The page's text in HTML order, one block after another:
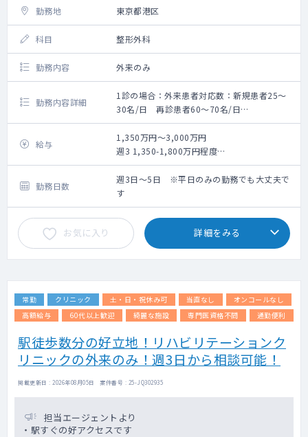
勤務地 東京都港区
科目 整形外科
勤務内容 外来のみ
勤務内容詳細
1診の場合：外来患者対応数：新規患者25〜
30名/日 再診患者60〜70名/日
2診の場合：外来患者対応数：新規患者30〜
40名/日 再診患者20~30名/日
体制：
・看護師・レントゲン技師・クラーク3-4人で
サポートしていきますので、診療に集中でき
る環境
・看護師にも研修制度あり
・エコー（各診察室、リハビリ室にある）、
レントゲン、骨密度の検査設備
・レセプトチェック不要（医療事務）＋自
賠、労災等の書類補助有
ト）
給与
1,350万円～3,000万円
週3 1,350-1,800万円程度
週4 1,800-2,400万円程度
週5 2,250-3,000万円程度
※面談後の提示となります。
勤務日数
週3日～5日 ※平日のみの勤務でも大丈夫で
す
お気に入り 詳細をみる
常勤 クリニック 土・日・祝休み可 当直なし
オンコールなし
高額給与
60代以上歓迎 綺麗な施設 専門医資格不問 通勤便利
駅徒歩数分の好立地！リハビリテーションク
リニックの外来のみ！週3日から相談可能！
掲載更新日 : 2026年08月05日 案件番号 : 25-JQ302935
担当エージェントより
・駅すぐの好アクセスです